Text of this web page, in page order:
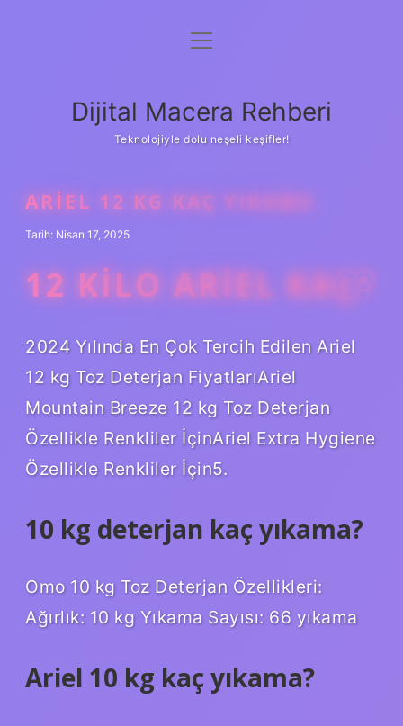
Anasayfa
Yasal Uyarı
menüyü
Dijital Macera Rehberi
Teknolojiyle dolu neşeli keşifler!
ARIEL 12 KG KAÇ YIKAMA
Tarih: Nisan 17, 2025
12 KILO ARIEL KAÇ?
2024 Yılında En Çok Tercih Edilen Ariel
12 kg Toz Deterjan FiyatlarıAriel
Mountain Breeze 12 kg Toz Deterjan
Özellikle Renkliler İçinAriel Extra Hygiene
Özellikle Renkliler İçin5.
10 kg deterjan kaç yıkama?
Omo 10 kg Toz Deterjan Özellikleri:
Ağırlık: 10 kg Yıkama Sayısı: 66 yıkama
Ariel 10 kg kaç yıkama?